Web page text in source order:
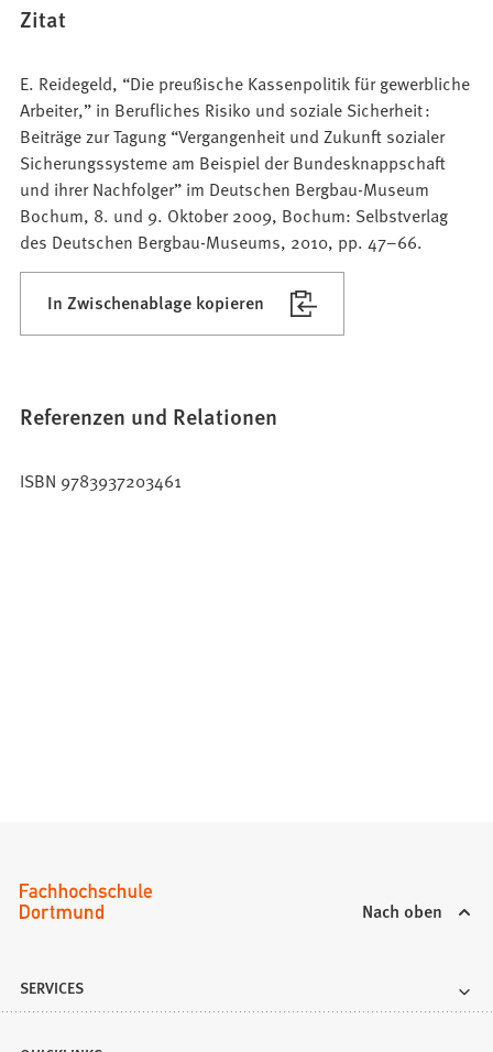
Zitat
E. Reidegeld, “Die preußische Kassenpolitik für gewerbliche
Arbeiter,” in Berufliches Risiko und soziale Sicherheit :
Beiträge zur Tagung “Vergangenheit und Zukunft sozialer
Sicherungssysteme am Beispiel der Bundesknappschaft
und ihrer Nachfolger” im Deutschen Bergbau-Museum
Bochum, 8. und 9. Oktober 2009, Bochum: Selbstverlag
des Deutschen Bergbau-Museums, 2010, pp. 47–66.
In Zwischenablage kopieren
Referenzen und Relationen
ISBN 9783937203461
Nach oben
SERVICES